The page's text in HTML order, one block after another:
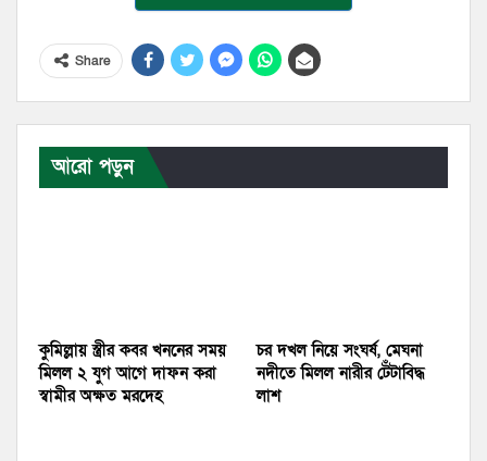
Share
আরো পড়ুন
কুমিল্লায় স্ত্রীর কবর খননের সময়
মিলল ২ যুগ আগে দাফন করা
স্বামীর অক্ষত মরদেহ
চর দখল নিয়ে সংঘর্ষ, মেঘনা
নদীতে মিলল নারীর টেঁটাবিদ্ধ
লাশ